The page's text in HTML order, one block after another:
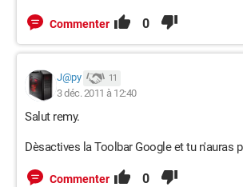
Commenter 0
J@py 11
3 déc. 2011 à 12:40
Salut remy.
Dèsactives la Toolbar Google et tu n'auras
Commenter 0